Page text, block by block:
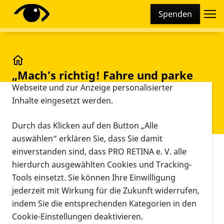
Spenden
„Mach’s richtig! Fahre und parke
fair!“ Appell von PRO RETINA an
E-Scooter-Fahrer zum Tag der
Verkehrssicherheit
Vorlesen
„Mach’s richtig! Fahre und parke fair!“
Appell von PRO RETINA an E-Scooter-Fahrer
Juni 17, 2022
Zum Tag der Verkehrssicherheit am 18.6. startet die
Diese Webseite setzt verschiedene Cookies und
Tracking-Tools ein. Dies beinhaltet Cookies und
technisch notwendig sind, die zu statistischen
Zwecken sowie zur besseren Bedienbarkeit der
Webseite und zur Anzeige personalisierter
Inhalte eingesetzt werden.
Durch das Klicken auf den Button „Alle
auswählen“ erklären Sie, dass Sie damit
einverstanden sind, dass PRO RETINA e. V. alle
hierdurch ausgewählten Cookies und Tracking-
Tools einsetzt. Sie können Ihre Einwilligung
jederzeit mit Wirkung für die Zukunft widerrufen,
indem Sie die entsprechenden Kategorien in den
Cookie-Einstellungen deaktivieren.